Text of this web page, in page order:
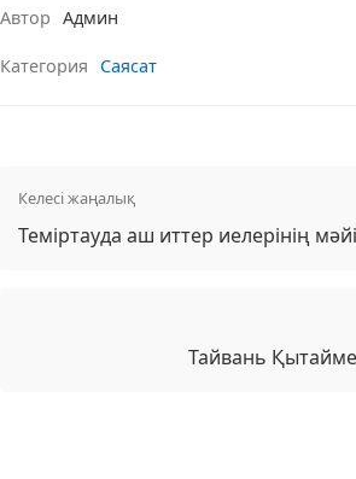
Автор Админ
Категория Саясат
Келесі жаңалық
Теміртауда аш иттер иелерінің
Тайвань